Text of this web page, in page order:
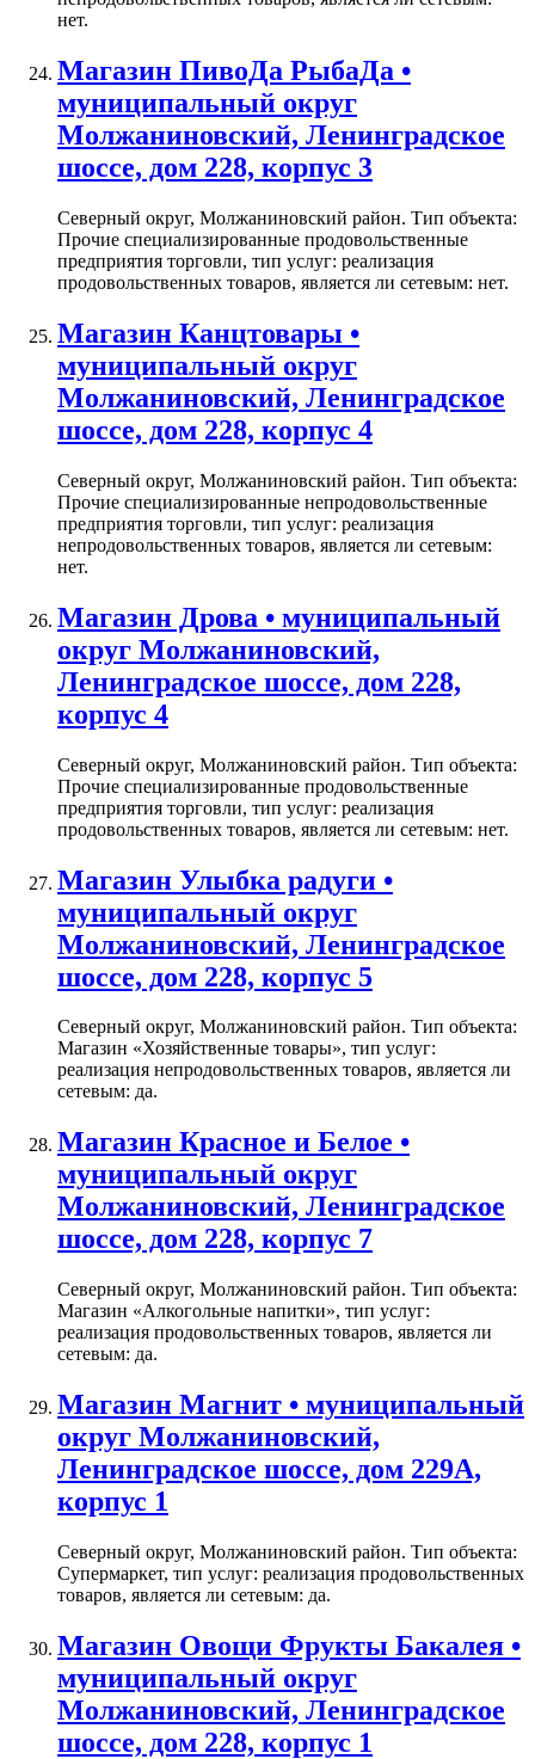
нет.
Магазин ПивоДа РыбаДа •
муниципальный округ
Молжаниновский, Ленинградское
шоссе, дом 228, корпус 3
Северный округ, Молжаниновский район. Тип объекта:
Прочие специализированные продовольственные
предприятия торговли, тип услуг: реализация
продовольственных товаров, является ли сетевым: нет.
Магазин Канцтовары •
муниципальный округ
Молжаниновский, Ленинградское
шоссе, дом 228, корпус 4
Северный округ, Молжаниновский район. Тип объекта:
Прочие специализированные непродовольственные
предприятия торговли, тип услуг: реализация
непродовольственных товаров, является ли сетевым:
нет.
Магазин Дрова • муниципальный
округ Молжаниновский,
Ленинградское шоссе, дом 228,
корпус 4
Северный округ, Молжаниновский район. Тип объекта:
Прочие специализированные продовольственные
предприятия торговли, тип услуг: реализация
продовольственных товаров, является ли сетевым: нет.
Магазин Улыбка радуги •
муниципальный округ
Молжаниновский, Ленинградское
шоссе, дом 228, корпус 5
Северный округ, Молжаниновский район. Тип объекта:
Магазин «Хозяйственные товары», тип услуг:
реализация непродовольственных товаров, является ли
сетевым: да.
Магазин Красное и Белое •
муниципальный округ
Молжаниновский, Ленинградское
шоссе, дом 228, корпус 7
Северный округ, Молжаниновский район. Тип объекта:
Магазин «Алкогольные напитки», тип услуг:
реализация продовольственных товаров, является ли
сетевым: да.
Магазин Магнит • муниципальный
округ Молжаниновский,
Ленинградское шоссе, дом 229А,
корпус 1
Северный округ, Молжаниновский район. Тип объекта:
Супермаркет, тип услуг: реализация продовольственных
товаров, является ли сетевым: да.
Магазин Овощи Фрукты Бакалея •
муниципальный округ
Молжаниновский, Ленинградское
шоссе, дом 228, корпус 1